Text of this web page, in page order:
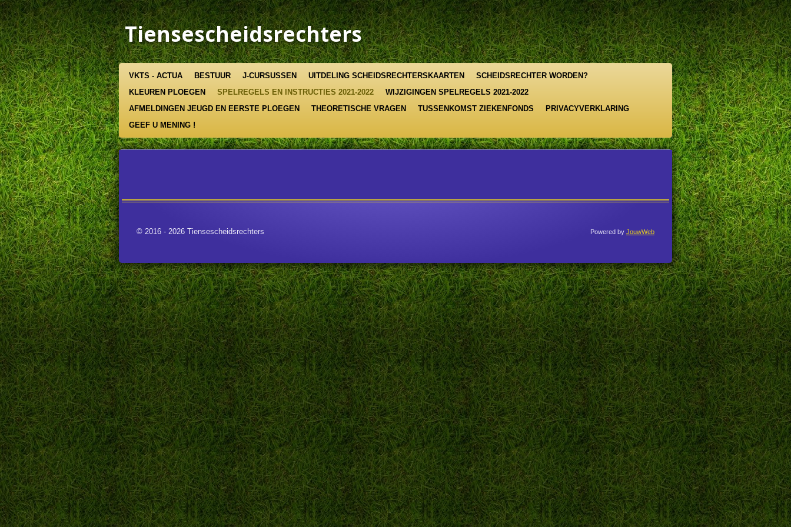
Ga
direct
naar
de
hoofdinhoud
Tiensescheidsrechters
VKTS - ACTUA BESTUUR J-CURSUSSEN UITDELING SCHEIDSRECHTERSKAARTEN
SCHEIDSRECHTER WORDEN?
KLEUREN PLOEGEN
SPELREGELS EN INSTRUCTIES 2021-2022
WIJZIGINGEN SPELREGELS 2021-2022
AFMELDINGEN JEUGD EN EERSTE PLOEGEN
THEORETISCHE VRAGEN TUSSENKOMST ZIEKENFONDS
PRIVACYVERKLARING
GEEF U MENING !
© 2016 - 2026 Tiensescheidsrechters Powered by JouwWeb